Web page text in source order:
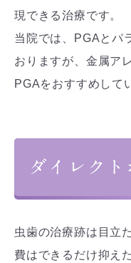
現できる治療です。
当院では、PGAとパ
おりますが、金属ア
PGAをおすすめして
ダイレク
虫歯の治療跡は目立
費はできるだけ抑え